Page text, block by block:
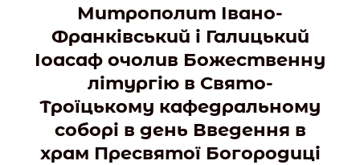
Митрополит Івано-
Франківський і Галицький
Іоасаф очолив Божественну
літургію в Свято-
Троїцькому кафедральному
соборі в день Введення в
храм Пресвятої Богородиці